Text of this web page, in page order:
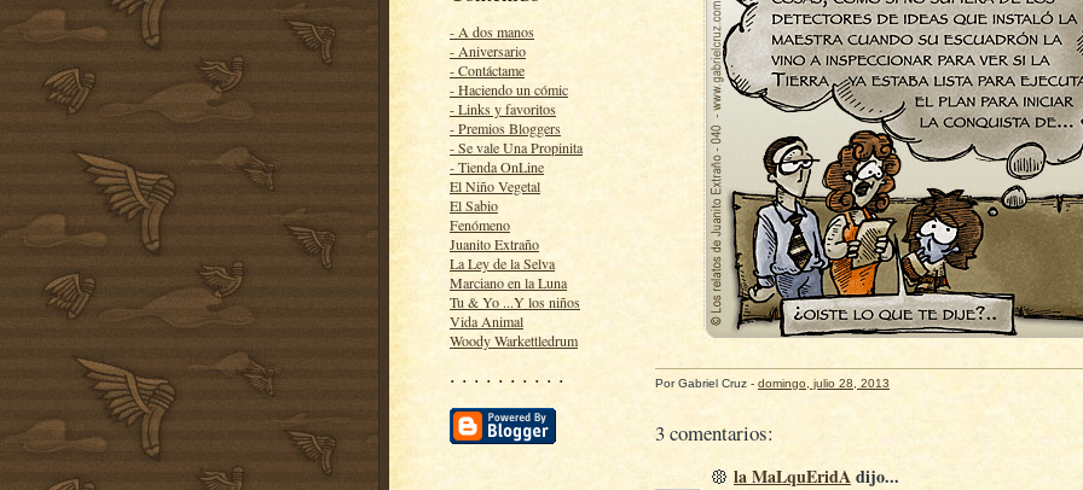
- A dos manos
- Aniversario
- Contáctame
- Haciendo un cómic
- Links y favoritos
- Premios Bloggers
- Se vale Una Propinita
- Tienda OnLine
El Niño Vegetal
El Sabio
Fenómeno
Juanito Extraño
La Ley de la Selva
Marciano en la Luna
Tu & Yo ...Y los niños
Vida Animal
Woody Warkettledrum
· · · · · · · · · · PorGabriel Cruz - domingo, julio 28, 2013
3 comentarios:
la MaLquEridAdijo...